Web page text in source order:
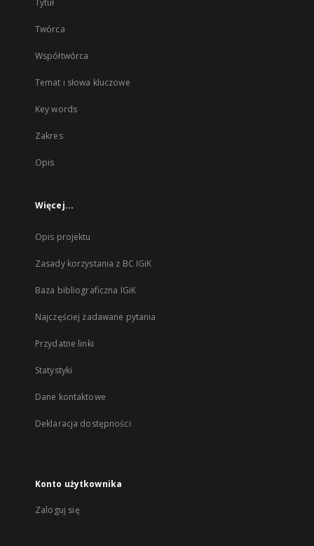
Tytuł
Twórca
Współtwórca
Temat i słowa kluczowe
Key words
Zakres
Opis
Więcej...
Opis projektu
Zasady korzystania z BC IGiK
Baza bibliograficzna IGiK
Najczęściej zadawane pytania
Przydatne linki
Statystyki
Dane kontaktowe
Deklaracja dostępności
Konto użytkownika
Zaloguj się